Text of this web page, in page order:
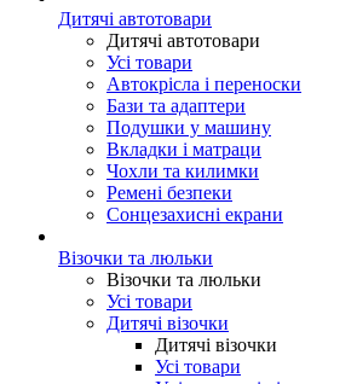
Дитячі автотовари
Дитячі автотовари
Усі товари
Автокрісла і переноски
Бази та адаптери
Подушки у машину
Вкладки і матраци
Чохли та килимки
Ремені безпеки
Сонцезахисні екрани
Візочки та люльки
Візочки та люльки
Усі товари
Дитячі візочки
Дитячі візочки
Усі товари